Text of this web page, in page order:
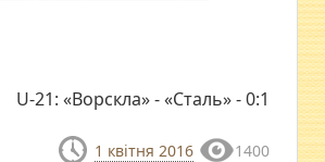
U-21: «Ворскла» - «Сталь» - 0:1
1 квітня 2016 1400